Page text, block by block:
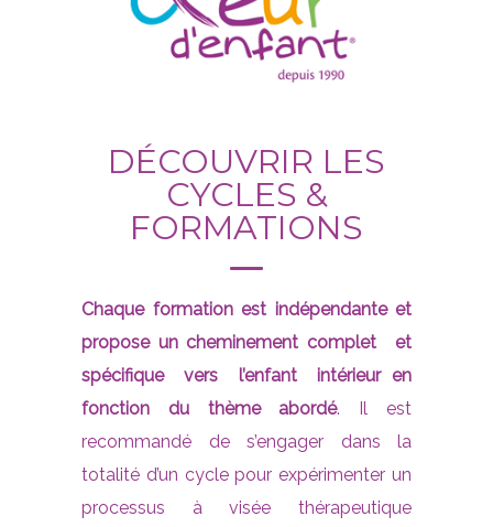
DÉCOUVRIR LES
CYCLES &
FORMATIONS
Chaque formation est indépendante et
propose un cheminement complet et
spécifique vers l’enfant intérieur en
fonction du thème abordé. Il est
recommandé de s’engager dans la
totalité d’un cycle pour expérimenter un
processus à visée thérapeutique